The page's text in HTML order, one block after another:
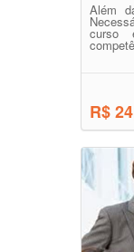
Além
curso
R$